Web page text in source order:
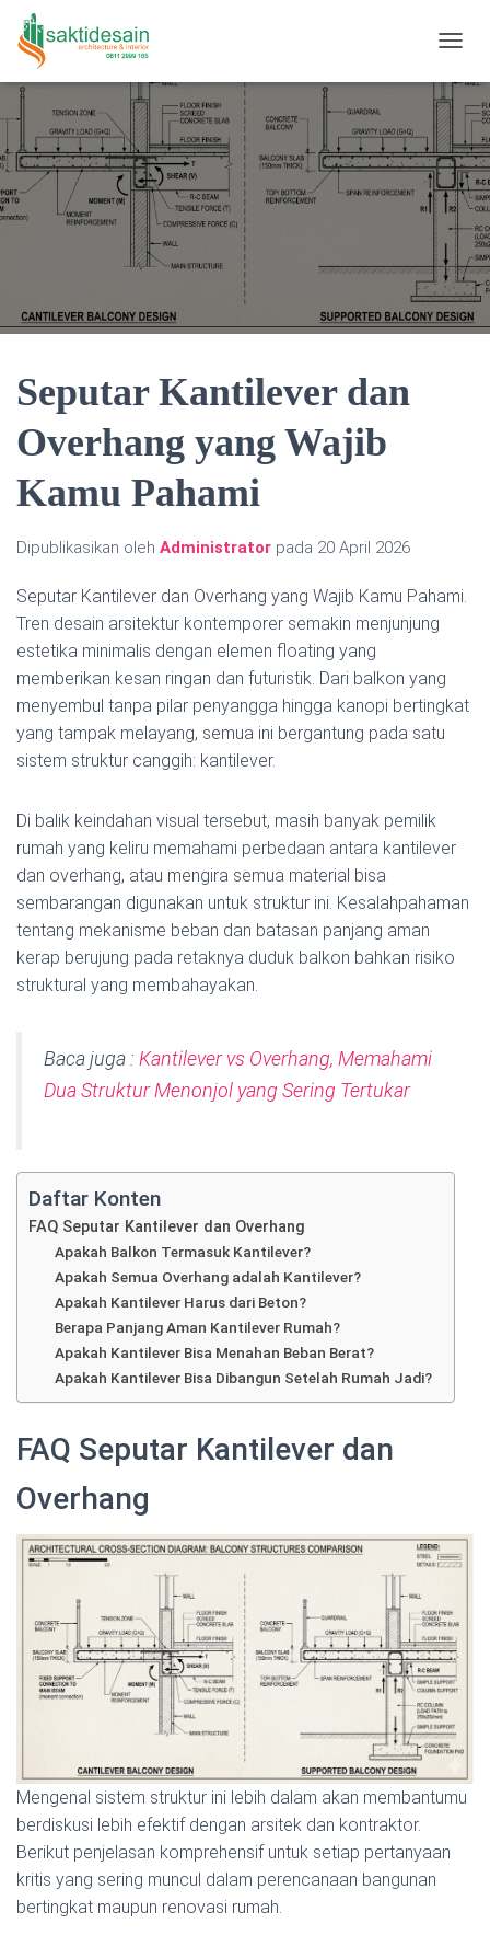
Seputar Kantilever dan
Overhang yang Wajib
Kamu Pahami
Dipublikasikan oleh Administrator pada 20 April 2026
Seputar Kantilever dan Overhang yang Wajib Kamu Pahami.
Tren desain arsitektur kontemporer semakin menjunjung
estetika minimalis dengan elemen floating yang
memberikan kesan ringan dan futuristik. Dari balkon yang
menyembul tanpa pilar penyangga hingga kanopi bertingkat
yang tampak melayang, semua ini bergantung pada satu
sistem struktur canggih: kantilever.
Di balik keindahan visual tersebut, masih banyak pemilik
rumah yang keliru memahami perbedaan antara kantilever
dan overhang, atau mengira semua material bisa
sembarangan digunakan untuk struktur ini. Kesalahpahaman
tentang mekanisme beban dan batasan panjang aman
kerap berujung pada retaknya duduk balkon bahkan risiko
struktural yang membahayakan.
Baca juga : Kantilever vs Overhang, Memahami
Dua Struktur Menonjol yang Sering Tertukar
Daftar Konten
FAQ Seputar Kantilever dan Overhang
Apakah Balkon Termasuk Kantilever?
Apakah Semua Overhang adalah Kantilever?
Apakah Kantilever Harus dari Beton?
Berapa Panjang Aman Kantilever Rumah?
Apakah Kantilever Bisa Menahan Beban Berat?
Apakah Kantilever Bisa Dibangun Setelah Rumah Jadi?
FAQ Seputar Kantilever dan
Overhang
Mengenal sistem struktur ini lebih dalam akan membantumu
berdiskusi lebih efektif dengan arsitek dan kontraktor.
Berikut penjelasan komprehensif untuk setiap pertanyaan
kritis yang sering muncul dalam perencanaan bangunan
bertingkat maupun renovasi rumah.